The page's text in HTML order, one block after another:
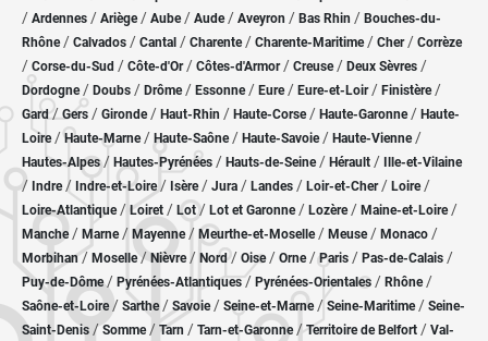
/ Ardennes / Ariège/ Aube/ Aude / Aveyron / Bas Rhin / Bouches-du-
Rhône/ Calvados / Cantal / Charente / Charente-Maritime/ Cher / Corrèze
/ Corse-du-Sud / Côte-d'Or / Côtes-d'Armor/ Creuse/ Deux Sèvres /
Dordogne/ Doubs / Drôme/ Essonne / Eure/ Eure-et-Loir / Finistère/
Gard/Gers / Gironde/ Haut-Rhin / Haute-Corse/ Haute-Garonne/ Haute-
Loire/Haute-Marne/ Haute-Saône/ Haute-Savoie/ Haute-Vienne/
Hautes-Alpes/ Hautes-Pyrénées / Hauts-de-Seine/ Hérault / Ille-et-Vilaine
/ Indre/ Indre-et-Loire/ Isère/ Jura / Landes / Loir-et-Cher/ Loire/
Loire-Atlantique/ Loiret / Lot/ Lot et Garonne/ Lozère / Maine-et-Loire/
Manche/ Marne/ Mayenne/ Meurthe-et-Moselle/ Meuse/ Monaco /
Morbihan/ Moselle/ Nièvre / Nord/ Oise / Orne/Paris / Pas-de-Calais /
Puy-de-Dôme/ Pyrénées-Atlantiques / Pyrénées-Orientales / Rhône/
Saône-et-Loire/ Sarthe/ Savoie/ Seine-et-Marne/ Seine-Maritime/ Seine-
Saint-Denis /Somme/ Tarn / Tarn-et-Garonne/Territoire de Belfort / Val-